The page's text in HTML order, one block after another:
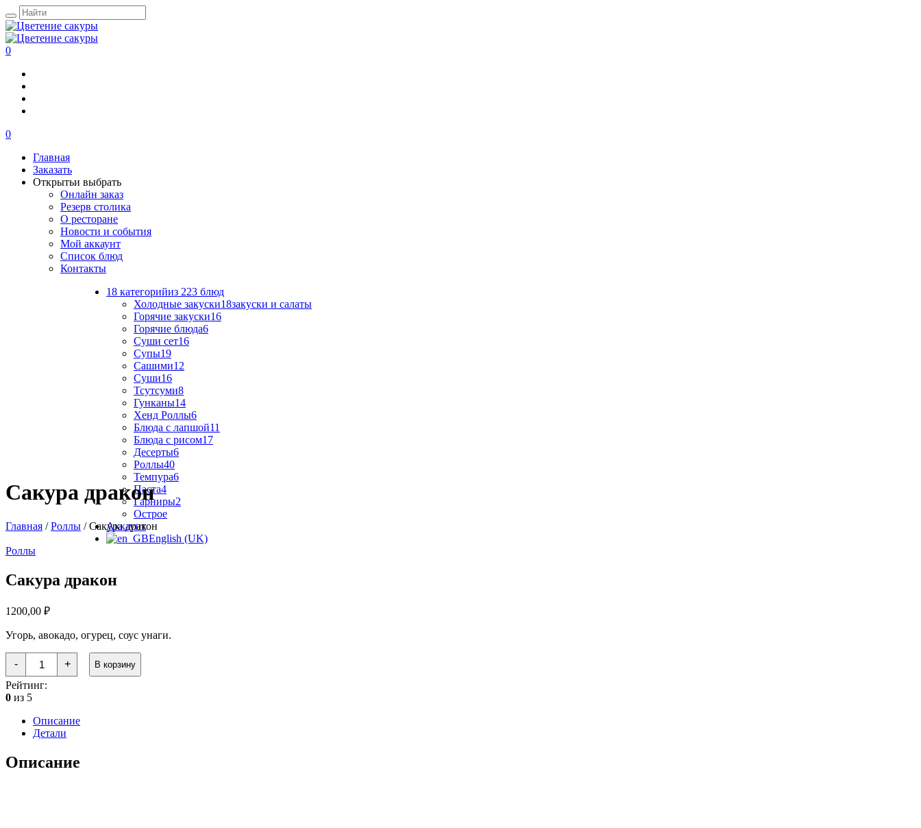
0
0
Главная
Заказать
Открытьи выбрать
Онлайн заказ
Резерв столика
О ресторане
Новости и события
Мой аккаунт
Список блюд
Контакты
18 категорийиз 223 блюд
Холодные закуски18закуски и салаты
Горячие закуски16
Горячие блюда6
Суши сет16
Супы19
Сашими12
Суши16
Тсутсуми8
Гунканы14
Хенд Роллы6
Блюда с лапшой11
Блюда с рисом17
Десерты6
Роллы40
Темпура6
Паста4
Гарниры2
Острое
Аккаунт
English (UK)
Сакура дракон
Главная /Роллы / Сакура дракон
Роллы
Сакура дракон
1200,00 ₽
Угорь, авокадо, огурец, соус унаги.
-
Количество
товара
Сакура
дракон
+ В корзину
Рейтинг:
0 из 5
Описание
Детали
Описание